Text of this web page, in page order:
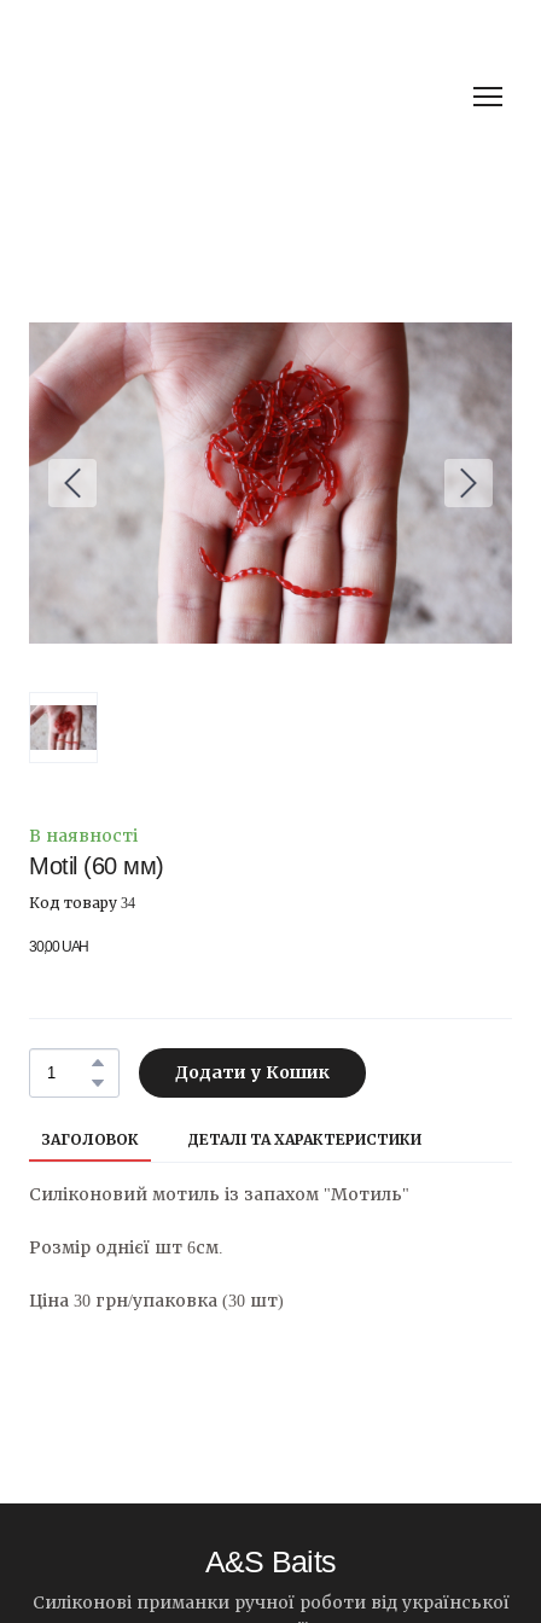
В наявності
Motil (60 мм)
Код товару 34
30,00 UAH
Додати у Кошик
ЗАГОЛОВОК ДЕТАЛІ ТА ХАРАКТЕРИСТИКИ
Силіконовий мотиль із запахом "Мотиль"
Розмір однієї шт 6см.
Ціна 30 грн/упаковка (30 шт)
A&S Baits
Силіконові приманки ручної роботи від української